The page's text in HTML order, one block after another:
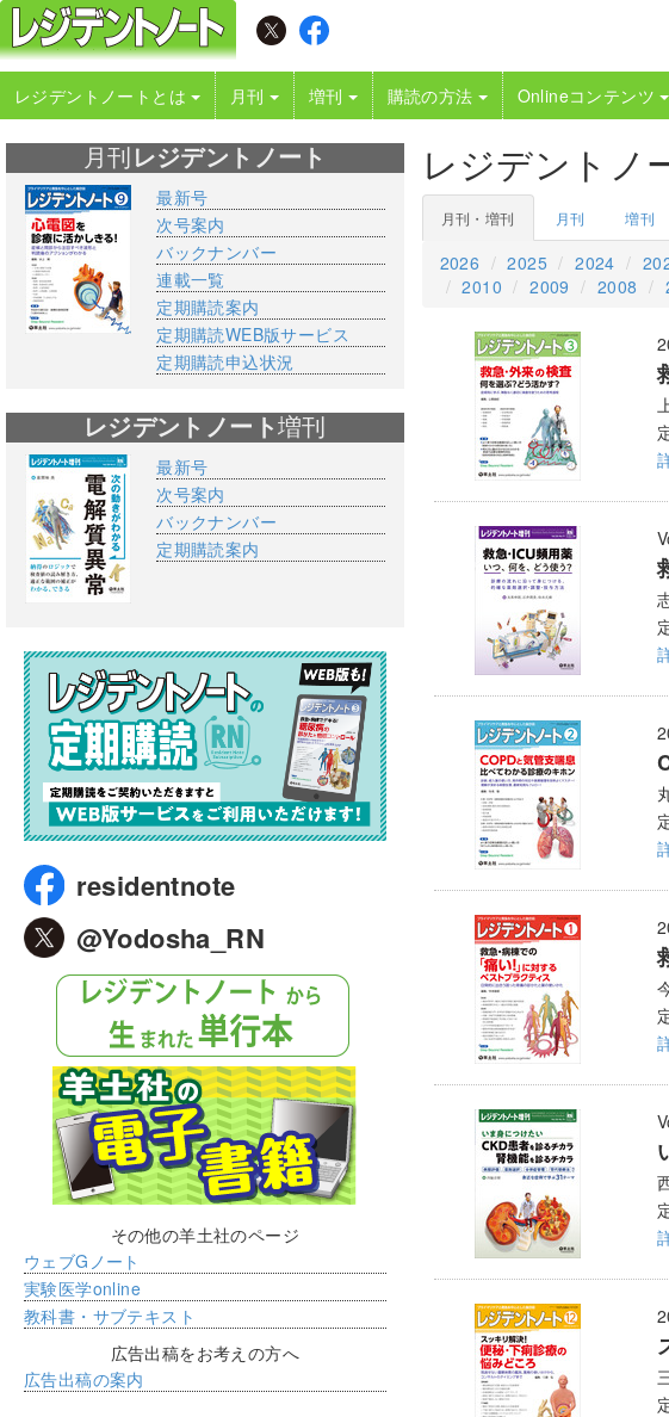
レジデントノートとは 月刊 増刊 購読の方法 Onlineコンテンツ
レジデントノ
月刊・増刊 月刊 増刊
2026 2025 2024
2010
2009 2008
月刊 レジデントノート
最新号
次号案内
バックナンバー
連載一覧
定期購読案内
定期購読WEB版サービス
定期購読申込状況
レジデントノート増刊
最新号
次号案内
バックナンバー
定期購読案内
residentnote
@Yodosha_RN
その他の羊土社のページ
ウェブGノート
実験医学online
教科書・サブテキスト
広告出稿をお考えの方へ
広告出稿の案内